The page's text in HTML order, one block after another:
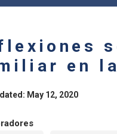
en
May 12, 2020